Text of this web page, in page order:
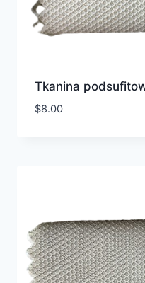
Tkanina
$8.00